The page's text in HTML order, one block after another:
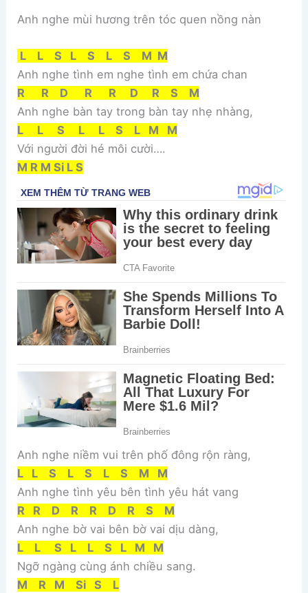
Anh nghe mùi hương trên tóc quen nồng nàn
L L S L S L S M M
Anh nghe tình em nghe tình em chứa chan
R R D R R D R S M
Anh nghe bàn tay trong bàn tay nhẹ nhàng,
L L S L L S L M M
Với người đời hé môi cười….
M R M Si L S
Anh nghe niềm vui trên phố đông rộn ràng,
L L S L S L S M M
Anh nghe tình yêu bên tình yêu hát vang
R R D R R D R S M
Anh nghe bờ vai bên bờ vai dịu dàng,
L L S L L S L M M
Ngỡ ngàng cùng ánh chiều sang.
M R M Si S L